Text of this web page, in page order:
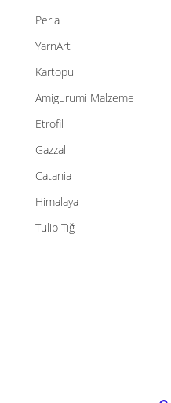
Peria
YarnArt
Kartopu
Amigurumi Malzeme
Etrofil
Gazzal
Catania
Himalaya
Tulip Tığ